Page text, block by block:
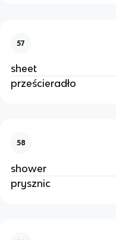
57
sheet
prześcieradło
58
shower
prysznic